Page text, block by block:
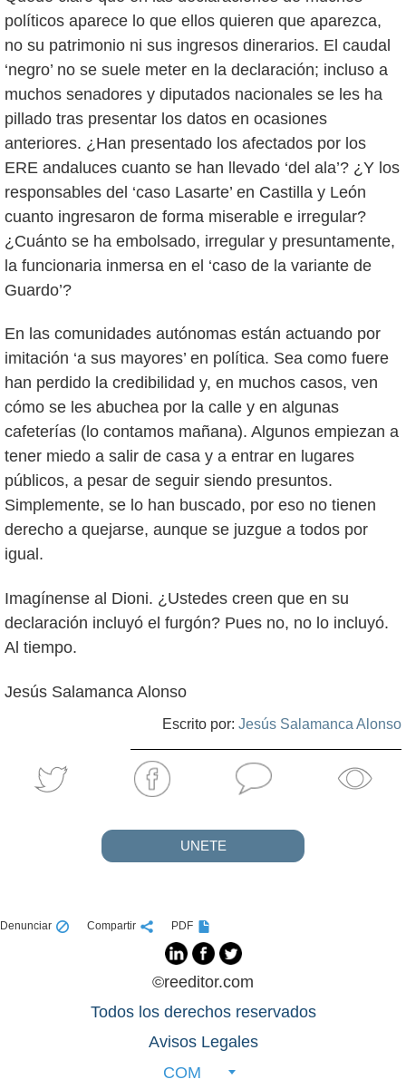
políticos aparece lo que ellos quieren que aparezca,
no su patrimonio ni sus ingresos dinerarios. El caudal
‘negro’ no se suele meter en la declaración; incluso a
muchos senadores y diputados nacionales se les ha
pillado tras presentar los datos en ocasiones
anteriores. ¿Han presentado los afectados por los
ERE andaluces cuanto se han llevado ‘del ala’? ¿Y los
responsables del ‘caso Lasarte’ en Castilla y León
cuanto ingresaron de forma miserable e irregular?
¿Cuánto se ha embolsado, irregular y presuntamente,
la funcionaria inmersa en el ‘caso de la variante de
Guardo’?
En las comunidades autónomas están actuando por
imitación ‘a sus mayores’ en política. Sea como fuere
han perdido la credibilidad y, en muchos casos, ven
cómo se les abuchea por la calle y en algunas
cafeterías (lo contamos mañana). Algunos empiezan a
tener miedo a salir de casa y a entrar en lugares
públicos, a pesar de seguir siendo presuntos.
Simplemente, se lo han buscado, por eso no tienen
derecho a quejarse, aunque se juzgue a todos por
igual.
Imagínense al Dioni. ¿Ustedes creen que en su
declaración incluyó el furgón? Pues no, no lo incluyó.
Al tiempo.
Jesús Salamanca Alonso
Escrito por: Jesús Salamanca Alonso
UNETE
Denunciar Compartir PDF
©reeditor.com
Todos los derechos reservados
Avisos Legales